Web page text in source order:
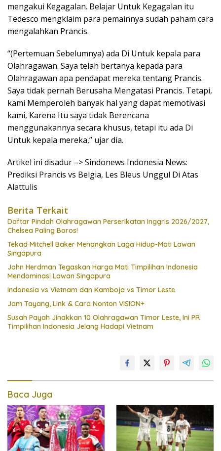
mengakui Kegagalan. Belajar Untuk Kegagalan itu
Tedesco mengklaim para pemainnya sudah paham cara
mengalahkan Prancis.
“(Pertemuan Sebelumnya) ada Di Untuk kepala para
Olahragawan. Saya telah bertanya kepada para
Olahragawan apa pendapat mereka tentang Prancis.
Saya tidak pernah Berusaha Mengatasi Prancis. Tetapi,
kami Memperoleh banyak hal yang dapat memotivasi
kami, Karena Itu saya tidak Berencana
menggunakannya secara khusus, tetapi itu ada Di
Untuk kepala mereka,” ujar dia.
Artikel ini disadur –> Sindonews Indonesia News:
Prediksi Prancis vs Belgia, Les Bleus Unggul Di Atas
Alattulis
Berita Terkait
Daftar Pindah Olahragawan Perserikatan Inggris 2026/2027,
Chelsea Paling Boros!
Tekad Mitchell Baker Menangkan Laga Hidup-Mati Lawan
Singapura
John Herdman Tegaskan Harga Mati Timpilihan Indonesia
Mendominasi Lawan Singapura
Indonesia vs Vietnam dan Kamboja vs Timor Leste
Jam Tayang, Link & Cara Nonton VISION+
Susah Payah Jinakkan 10 Olahragawan Timor Leste, Ini PR
Timpilihan Indonesia Jelang Hadapi Vietnam
Baca Juga